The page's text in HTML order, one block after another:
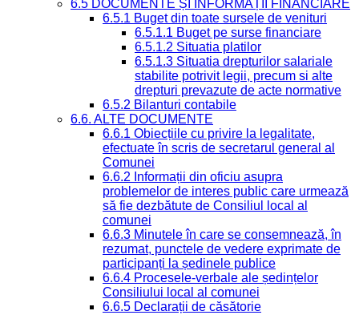
6.5 DOCUMENTE ȘI INFORMAȚII FINANCIARE
6.5.1 Buget din toate sursele de venituri
6.5.1.1 Buget pe surse financiare
6.5.1.2 Situatia platilor
6.5.1.3 Situatia drepturilor salariale
stabilite potrivit legii, precum si alte
drepturi prevazute de acte normative
6.5.2 Bilanturi contabile
6.6. ALTE DOCUMENTE
6.6.1 Obiecțiile cu privire la legalitate,
efectuate în scris de secretarul general al
Comunei
6.6.2 Informații din oficiu asupra
problemelor de interes public care urmează
să fie dezbătute de Consiliul local al
comunei
6.6.3 Minutele în care se consemnează, în
rezumat, punctele de vedere exprimate de
participanți la ședinele publice
6.6.4 Procesele-verbale ale ședințelor
Consiliului local al comunei
6.6.5 Declarații de căsătorie